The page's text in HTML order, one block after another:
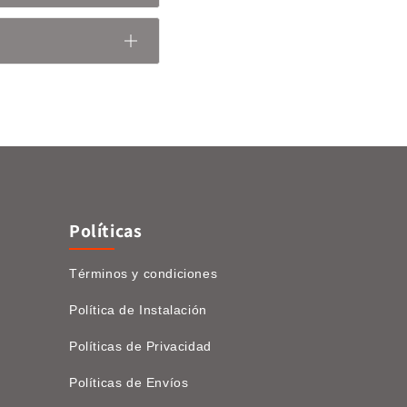
Políticas
Términos y condiciones
Política de Instalación
Políticas de Privacidad
Políticas de Envíos